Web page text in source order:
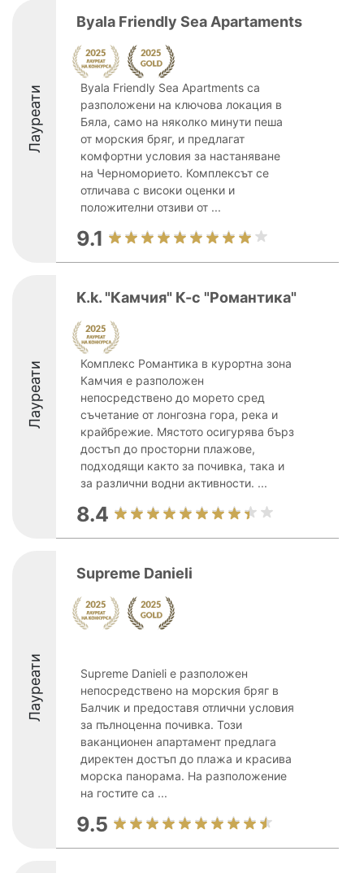
Лауреати
Byala Friendly Sea Apartaments
Byala Friendly Sea Apartments са
разположени на ключова локация в
Бяла, само на няколко минути пеша
от морския бряг, и предлагат
комфортни условия за настаняване
на Черноморието. Комплексът се
отличава с високи оценки и
положителни отзиви от ...
9.1
Лауреати
K.k. "Камчия" К-с "Романтика"
Комплекс Романтика в курортна зона
Камчия е разположен
непосредствено до морето сред
съчетание от лонгозна гора, река и
крайбрежие. Мястото осигурява бърз
достъп до просторни плажове,
подходящи както за почивка, така и
за различни водни активности. ...
8.4
Лауреати
Supreme Danieli
Supreme Danieli е разположен
непосредствено на морския бряг в
Балчик и предоставя отлични условия
за пълноценна почивка. Този
ваканционен апартамент предлага
директен достъп до плажа и красива
морска панорама. На разположение
на гостите са ...
9.5